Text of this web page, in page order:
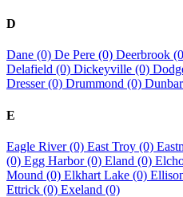
D
Dane (0) De Pere (0) Deerbrook
Delafield (0) Dickeyville (0)
Dresser (0) Drummond (0)
E
Eagle River (0) East Troy (0)
(0) Egg Harbor (0) Eland (0)
Mound (0) Elkhart Lake (0)
Ettrick (0) Exeland (0)